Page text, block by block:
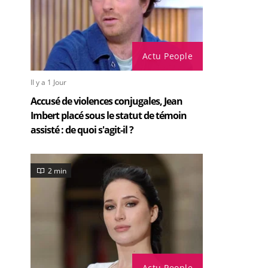
Actu People
Il y a 1 Jour
Accusé de violences conjugales, Jean
Imbert placé sous le statut de témoin
assisté : de quoi s'agit-il ?
2 min